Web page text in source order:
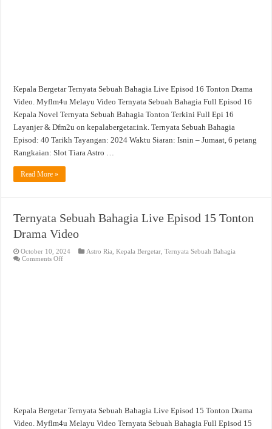
Kepala Bergetar Ternyata Sebuah Bahagia Live Episod 16 Tonton Drama
Video. Myflm4u Melayu Video Ternyata Sebuah Bahagia Full Episod 16
Kepala Novel Ternyata Sebuah Bahagia Tonton Terkini Full Epi 16
Layanjer & Dfm2u on kepalabergetar.ink. Ternyata Sebuah Bahagia
Episod: 40 Tarikh Tayangan: 2024 Waktu Siaran: Isnin – Jumaat, 6 petang
Rangkaian: Slot Tiara Astro …
Read More »
Ternyata Sebuah Bahagia Live Episod 15 Tonton
Drama Video
October 10, 2024 Astro Ria ,Kepala Bergetar ,Ternyata Sebuah Bahagia
Comments Offon
Kepala Bergetar Ternyata Sebuah Bahagia Live Episod 15 Tonton Drama
Video. Myflm4u Melayu Video Ternyata Sebuah Bahagia Full Episod 15